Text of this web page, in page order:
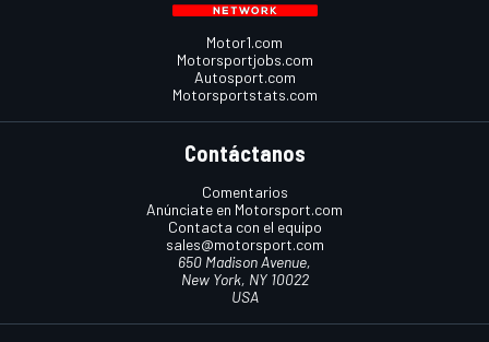
Motor1.com
Motorsportjobs.com
Autosport.com
Motorsportstats.com
Contáctanos
Comentarios
Anúnciate en Motorsport.com
Contacta con el equipo
sales@motorsport.com
650 Madison Avenue,
New York, NY 10022
USA